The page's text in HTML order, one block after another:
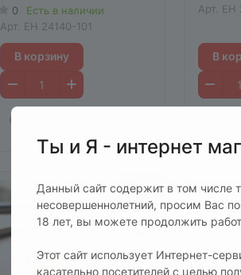
0
Есть в наличии
Арт. EH 24140-101
В корзину
Арт. EH
В
Ты и Я - интернет
Данный сайт содержит в том числе
несовершеннолетний, просим Вас
18 лет, вы можете продолжить
Этот сайт использует Интернет-
касательно посетителей с целью